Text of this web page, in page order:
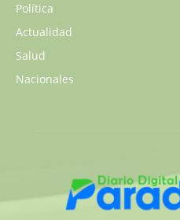
Política
Actualidad
Salud
Nacionales